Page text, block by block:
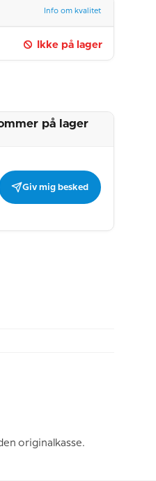
Info om kvalitet
Ikke på lager
på lager
Giv mig besked
originalkasse.